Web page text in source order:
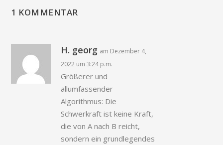
1 KOMMENTAR
H. georg am Dezember 4,
2022 um 3:24 p.m.
Größerer und
allumfassender
Algorithmus: Die
Schwerkraft ist keine Kraft,
die von A nach B reicht,
sondern ein grundlegendes